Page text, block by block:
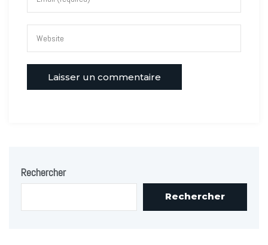
Rechercher
Rechercher